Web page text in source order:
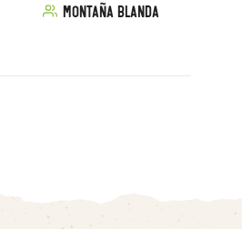
Montaña blanda